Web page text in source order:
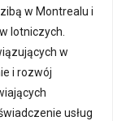
w Montrealu i
lotniczych.
w
i rozwój
usług